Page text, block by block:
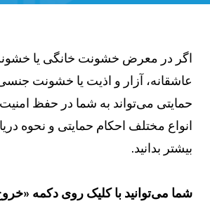
اگر در معرض خشونت خانگی یا خشونت
عاشقانه، آزار و اذیت یا خشونت جنسی
حمایتی می‌تواند به شما در حفظ امنیت
انواع مختلف احکام حمایتی و نحوه دریافت
بیشتر بدانید.
شما می‌توانید با کلیک روی دکمه